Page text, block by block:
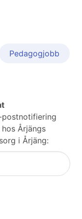
Pedagogjobb
Årjängs
i Årjäng: